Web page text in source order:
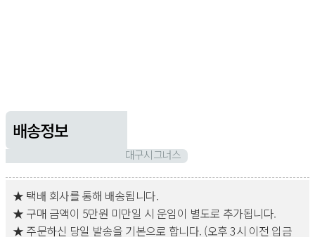
배송정보
대구시그너스
★ 택배 회사를 통해 배송됩니다.
★ 구매 금액이 5만원 미만일 시 운임이 별도로 추가됩니다.
★ 주문하신 당일 발송을 기본으로 합니다. (오후 3시 이전 입금